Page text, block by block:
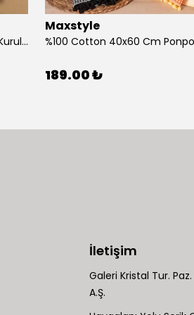
%100 Cotton 40x60 Cm Peştamal Kurulama Bezi 4 Lü Set
Maxstyle
189.00 ₺
İletişim
Galeri Kristal Tur.
A.Ş.